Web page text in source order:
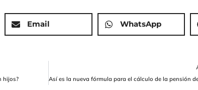
Email WhatsApp
hijos?